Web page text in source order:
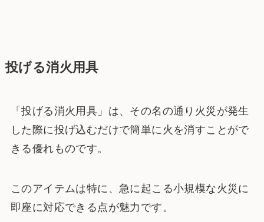
投げる消火用具
「投げる消火用具」は、その名の通り火災が発生
した際に投げ込むだけで簡単に火を消すことがで
きる優れものです。
このアイテムは特に、急に起こる小規模な火災に
即座に対応できる点が魅力です。